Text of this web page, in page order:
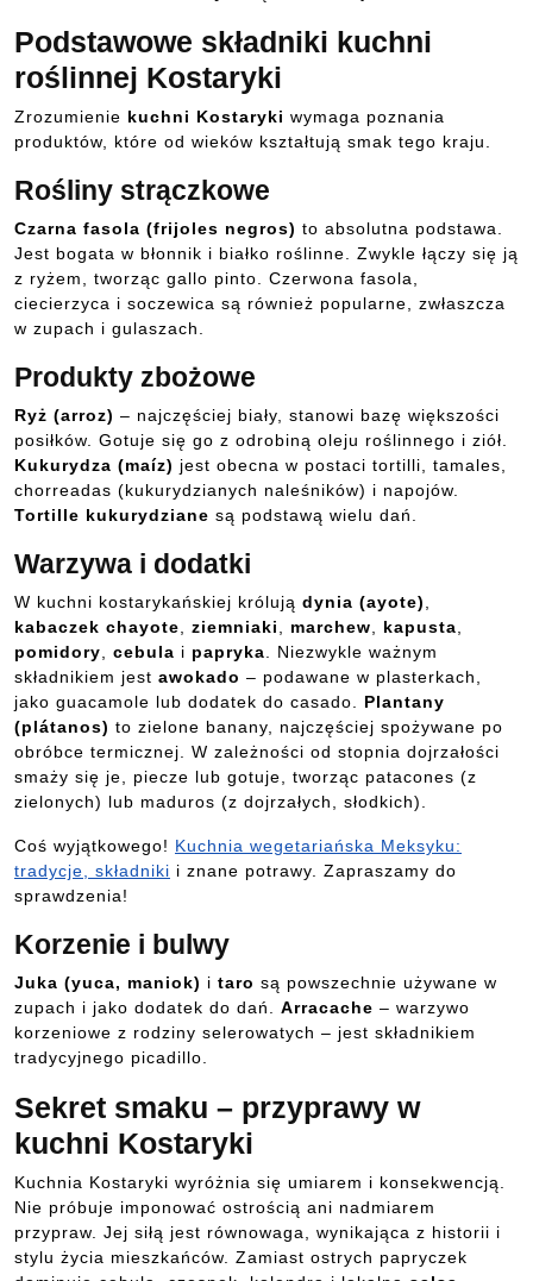
Podstawowe składniki kuchni
roślinnej Kostaryki
Zrozumienie kuchni Kostaryki wymaga poznania
produktów, które od wieków kształtują smak tego kraju.
Rośliny strączkowe
Czarna fasola (frijoles negros) to absolutna podstawa.
Jest bogata w błonnik i białko roślinne. Zwykle łączy się ją
z ryżem, tworząc gallo pinto. Czerwona fasola,
ciecierzyca i soczewica są również popularne, zwłaszcza
w zupach i gulaszach.
Produkty zbożowe
Ryż (arroz) – najczęściej biały, stanowi bazę większości
posiłków. Gotuje się go z odrobiną oleju roślinnego i ziół.
Kukurydza (maíz) jest obecna w postaci tortilli, tamales,
chorreadas (kukurydzianych naleśników) i napojów.
Tortille kukurydziane są podstawą wielu dań.
Warzywa i dodatki
W kuchni kostarykańskiej królują dynia (ayote)
kabaczek chayote
ziemniaki marchew kapusta
pomidory
cebula i papryka . Niezwykle ważnym
składnikiem jest awokado – podawane w plasterkach,
jako guacamole lub dodatek do casado. Plantany
(plátanos) to zielone banany, najczęściej spożywane po
obróbce termicznej. W zależności od stopnia dojrzałości
smaży się je, piecze lub gotuje, tworząc patacones (z
zielonych) lub maduros (z dojrzałych, słodkich).
Coś wyjątkowego! Kuchnia wegetariańska Meksyku:
tradycje, składniki i znane potrawy. Zapraszamy do
sprawdzenia!
Korzenie i bulwy
Juka (yuca, maniok) i taro są powszechnie używane w
zupach i jako dodatek do dań. Arracache – warzywo
korzeniowe z rodziny selerowatych – jest składnikiem
tradycyjnego picadillo.
Sekret smaku – przyprawy w
kuchni Kostaryki
Kuchnia Kostaryki wyróżnia się umiarem i konsekwencją.
Nie próbuje imponować ostrością ani nadmiarem
przypraw. Jej siłą jest równowaga, wynikająca z historii i
stylu życia mieszkańców. Zamiast ostrych papryczek